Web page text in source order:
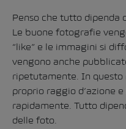
Penso che tutto dipenda
Le buone fotografie
“like” e le immagini si
vengono anche
ripetutamente. In questo
proprio raggio d’azione
rapidamente. Tutto
delle foto.